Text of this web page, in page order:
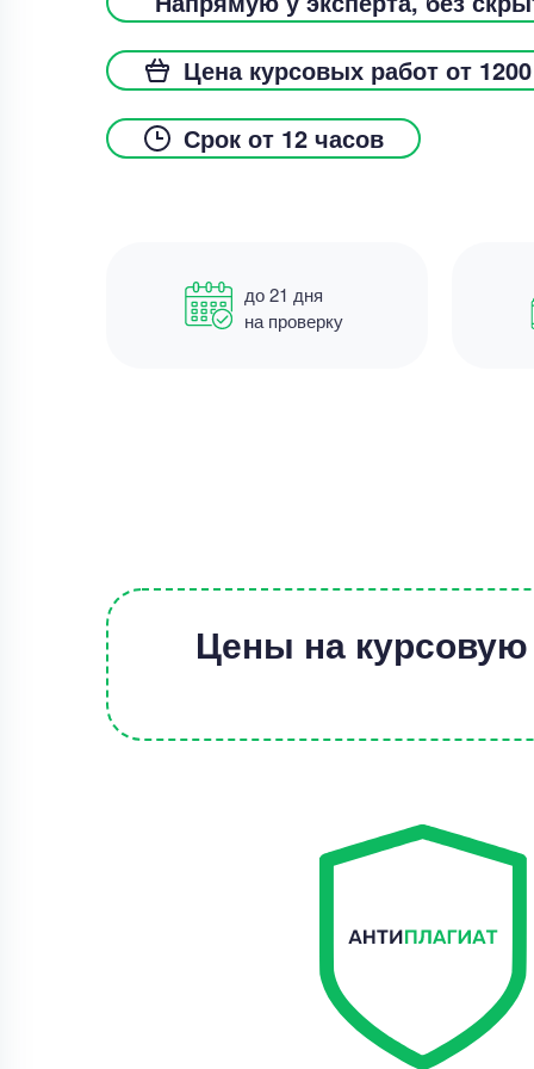
Цена курсовых работ от
Срок от 12 часов
до 21 дня
на проверку
Цены на